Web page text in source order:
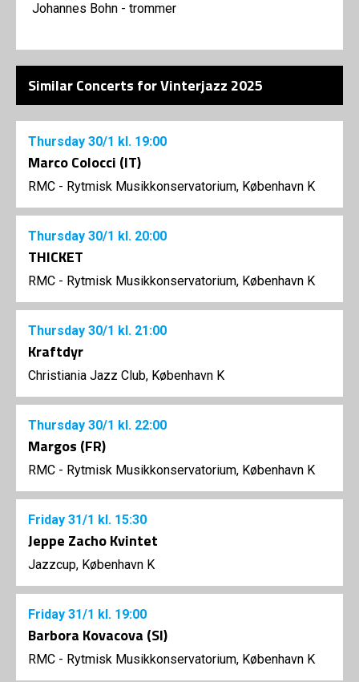
Johannes Bohn - trommer
Similar Concerts for Vinterjazz 2025
Thursday 30/1 kl. 19:00
Marco Colocci (IT)
RMC - Rytmisk Musikkonservatorium, København K
Thursday 30/1 kl. 20:00
THICKET
RMC - Rytmisk Musikkonservatorium, København K
Thursday 30/1 kl. 21:00
Kraftdyr
Christiania Jazz Club, København K
Thursday 30/1 kl. 22:00
Margos (FR)
RMC - Rytmisk Musikkonservatorium, København K
Friday 31/1 kl. 15:30
Jeppe Zacho Kvintet
Jazzcup, København K
Friday 31/1 kl. 19:00
Barbora Kovacova (SI)
RMC - Rytmisk Musikkonservatorium, København K